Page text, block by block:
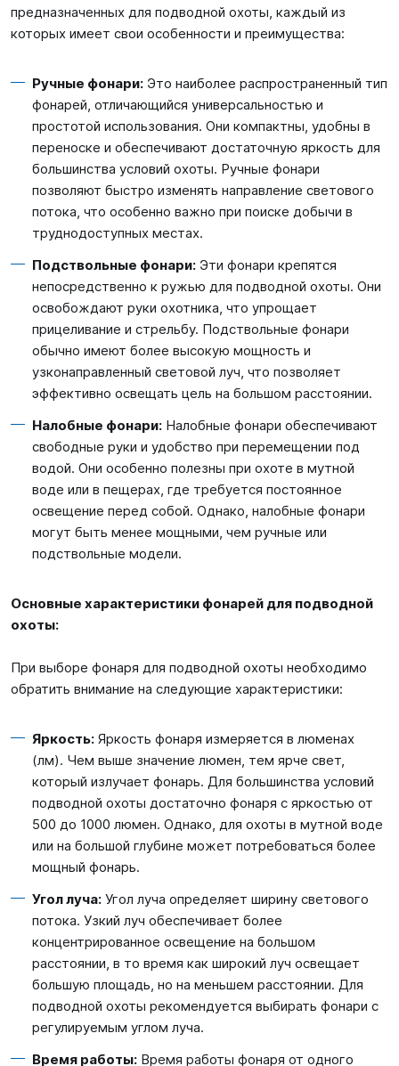
предназначенных для подводной охоты, каждый из
которых имеет свои особенности и преимущества:
Ручные фонари: Это наиболее распространенный тип
фонарей, отличающийся универсальностью и
простотой использования. Они компактны, удобны в
переноске и обеспечивают достаточную яркость для
большинства условий охоты. Ручные фонари
позволяют быстро изменять направление светового
потока, что особенно важно при поиске добычи в
труднодоступных местах.
Подствольные фонари: Эти фонари крепятся
непосредственно к ружью для подводной охоты. Они
освобождают руки охотника, что упрощает
прицеливание и стрельбу. Подствольные фонари
обычно имеют более высокую мощность и
узконаправленный световой луч, что позволяет
эффективно освещать цель на большом расстоянии.
Налобные фонари: Налобные фонари обеспечивают
свободные руки и удобство при перемещении под
водой. Они особенно полезны при охоте в мутной
воде или в пещерах, где требуется постоянное
освещение перед собой. Однако, налобные фонари
могут быть менее мощными, чем ручные или
подствольные модели.
Основные характеристики фонарей для подводной
охоты:
При выборе фонаря для подводной охоты необходимо
обратить внимание на следующие характеристики:
Яркость: Яркость фонаря измеряется в люменах
(лм). Чем выше значение люмен, тем ярче свет,
который излучает фонарь. Для большинства условий
подводной охоты достаточно фонаря с яркостью от
500 до 1000 люмен. Однако, для охоты в мутной воде
или на большой глубине может потребоваться более
мощный фонарь.
Угол луча: Угол луча определяет ширину светового
потока. Узкий луч обеспечивает более
концентрированное освещение на большом
расстоянии, в то время как широкий луч освещает
большую площадь, но на меньшем расстоянии. Для
подводной охоты рекомендуется выбирать фонари с
регулируемым углом луча.
Время работы: Время работы фонаря от одного